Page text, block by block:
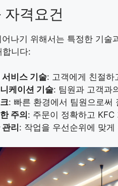
자격요건
어나기 위해서는 특정한 기
합니다:
서비스 기술: 고객에게 친절하
케이션 기술: 팀원과 고객과
: 빠른 환경에서 팀원으로써
주의 : 주문이 정확하고
리 : 작업을 우선순위에 맞